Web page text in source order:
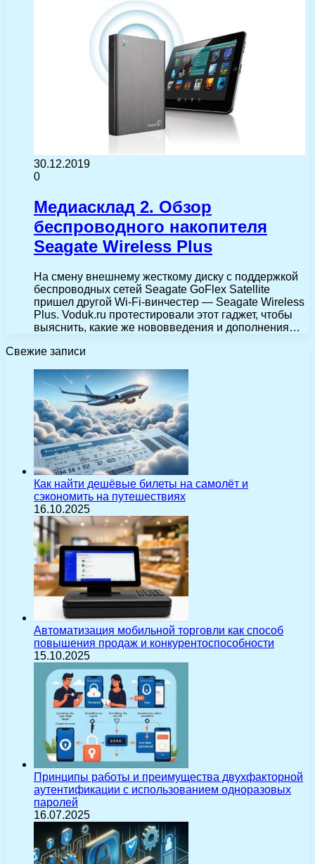
30.12.2019
0
Медиасклад 2. Обзор
беспроводного накопителя
Seagate Wireless Plus
На смену внешнему жесткому диску с поддержкой
беспроводных сетей Seagate GoFlex Satellite
пришел другой Wi-Fi-винчестер — Seagate Wireless
Plus. Voduk.ru протестировали этот гаджет, чтобы
выяснить, какие же нововведения и дополнения…
Свежие записи
Как найти дешёвые билеты на самолёт и
сэкономить на путешествиях
16.10.2025
Автоматизация мобильной торговли как способ
повышения продаж и конкурентоспособности
15.10.2025
Принципы работы и преимущества двухфакторной
аутентификации с использованием одноразовых
паролей
16.07.2025